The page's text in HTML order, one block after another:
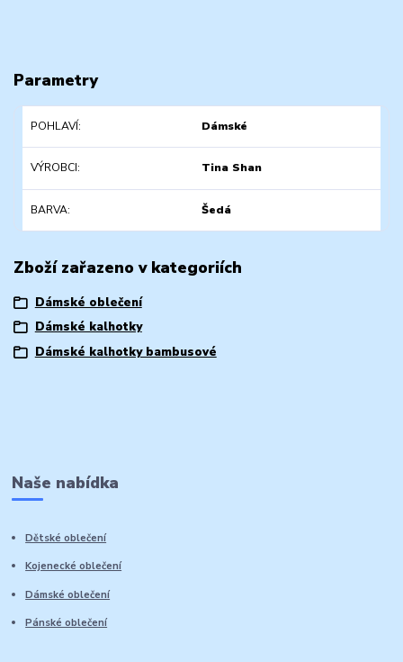
Parametry
POHLAVÍ Dámské
VÝROBCI Tina Shan
BARVA Šedá
Zboží zařazeno v kategoriích
Dámské oblečení
Dámské kalhotky
Dámské kalhotky bambusové
Naše nabídka
Dětské oblečení
Kojenecké oblečení
Dámské oblečení
Pánské oblečení